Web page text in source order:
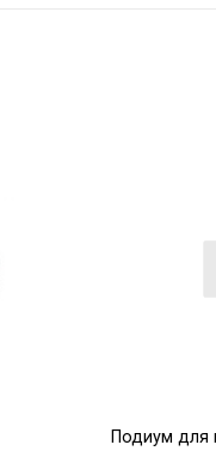
Подиум для